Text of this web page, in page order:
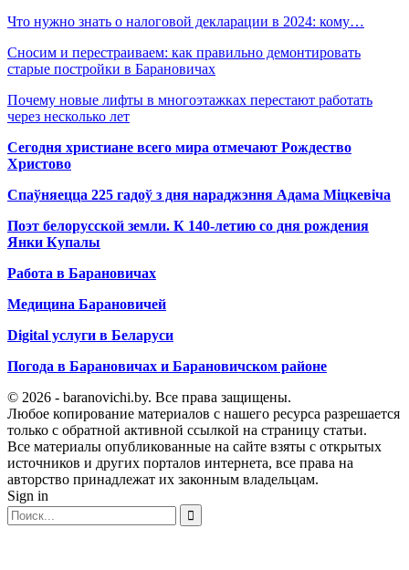
Что нужно знать о налоговой декларации в 2024: кому…
Сносим и перестраиваем: как правильно демонтировать
старые постройки в Барановичах
Почему новые лифты в многоэтажках перестают работать
через несколько лет
Сегодня христиане всего мира отмечают Рождество
Христово
Спаўняецца 225 гадоў з дня нараджэння Адама Міцкевіча
Поэт белорусской земли. К 140-летию со дня рождения
Янки Купалы
Работа в Барановичах
Медицина Барановичей
Digital услуги в Беларуси
Погода в Барановичах и Барановичском районе
© 2026 - baranovichi.by. Все права защищены.
Любое копирование материалов с нашего ресурса разрешается
только с обратной активной ссылкой на страницу статьи.
Все материалы опубликованные на сайте взяты с открытых
источников и других порталов интернета, все права на
авторство принадлежат их законным владельцам.
Sign in